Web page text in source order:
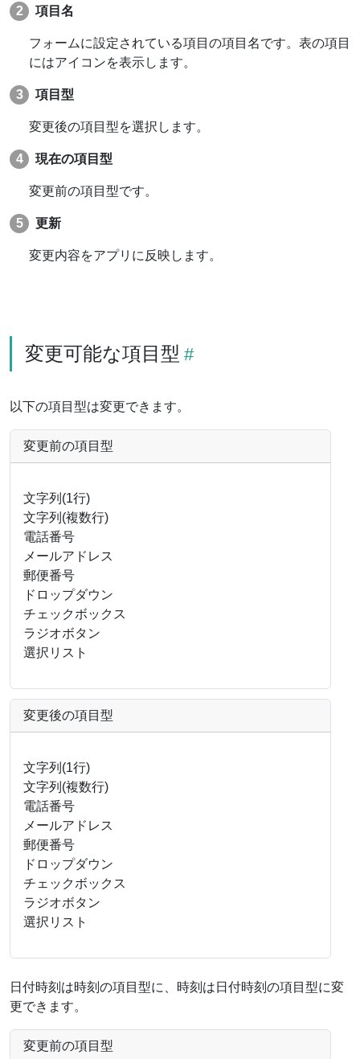
項目名
フォームに設定されている項目の項目名です。表の項目
にはアイコンを表示します。
項目型
変更後の項目型を選択します。
現在の項目型
変更前の項目型です。
更新
変更内容をアプリに反映します。
変更可能な項目型
以下の項目型は変更できます。
変更前の項目型
文字列(1行)
文字列(複数行)
電話番号
メールアドレス
郵便番号
ドロップダウン
チェックボックス
ラジオボタン
選択リスト
変更後の項目型
文字列(1行)
文字列(複数行)
電話番号
メールアドレス
郵便番号
ドロップダウン
チェックボックス
ラジオボタン
選択リスト
日付時刻は時刻の項目型に、時刻は日付時刻の項目型に変
更できます。
変更前の項目型